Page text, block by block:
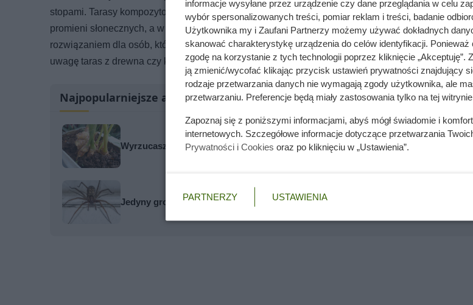
stopami. Tarasy kompozytowe nie posiadają takich zalet. Deska na taras szybko nagrzewa się pod
promieni słonecznych, a w porze wieczornej staje się zimna i nieprzyjemna w dotyku. Dlatego nie
rozwiązaniem dla osób, które lubią przechadzać się po tarasie gołymi stopami. Modne kolory,
uwagę taras z drewna czy komponent, jaki stanowi deska kompozytowa, to przede wszystkim
Najpopularniejsze artykuły
Wyrzucasz ten kawałek imbiru? Za kilka miesięcy możesz tego żałować
Jedyny groźny pająk w Polsce właśnie wchodzi do domów. Polacy nie wiedzą, jak
informacje wysyłane przez urządzenie czy dane przeglądania w celu
wybór spersonalizowanych treści, pomiar reklam i treści, badanie
Użytkownika my i Zaufani Partnerzy możemy używać dokładnych
skanować charakterystykę urządzenia do celów identyfikacji.
zgodę na korzystanie z tych technologii poprzez kliknięcie „Akceptuję”.
ją zmienić/wycofać klikając przycisk ustawień prywatności znajdujący
rodzaje przetwarzania danych nie wymagają zgody użytkownika, ale
przetwarzaniu. Preferencje będą miały zastosowania tylko na tej
Zapoznaj się z poniższymi informacjami, abyś mógł świadomie i
internetowych. Szczegółowe informacje dotyczące przetwarzania
Prywatności i Cookies oraz po kliknięciu w „Ustawienia”.
PARTNERZY USTAWIENIA